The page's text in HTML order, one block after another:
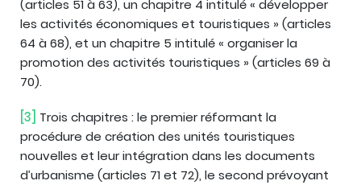
(articles 51 à 63), un chapitre 4 intitulé « développer
les activités économiques et touristiques » (articles
64 à 68), et un chapitre 5 intitulé « organiser la
promotion des activités touristiques » (articles 69 à
70).
[3] Trois chapitres : le premier réformant la
procédure de création des unités touristiques
nouvelles et leur intégration dans les documents
d’urbanisme (articles 71 et 72), le second prévoyant